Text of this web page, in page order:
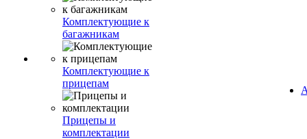
Комплектующие к
багажникам
Комплектующие к
прицепам
Прицепы и
комплектации